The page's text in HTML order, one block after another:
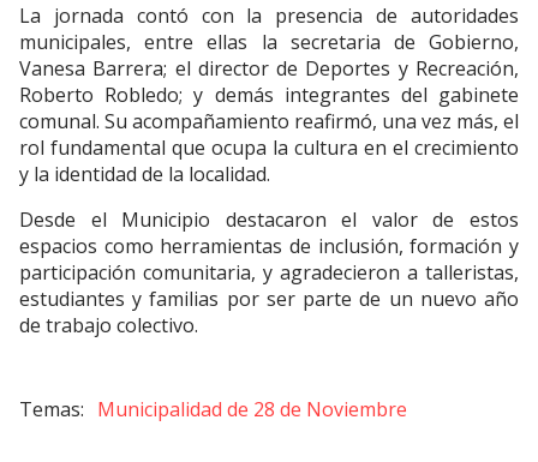
La jornada contó con la presencia de autoridades
municipales, entre ellas la secretaria de Gobierno,
Vanesa Barrera; el director de Deportes y Recreación,
Roberto Robledo; y demás integrantes del gabinete
comunal. Su acompañamiento reafirmó, una vez más, el
rol fundamental que ocupa la cultura en el crecimiento
y la identidad de la localidad.
Desde el Municipio destacaron el valor de estos
espacios como herramientas de inclusión, formación y
participación comunitaria, y agradecieron a talleristas,
estudiantes y familias por ser parte de un nuevo año
de trabajo colectivo.
Municipalidad de 28 de Noviembre